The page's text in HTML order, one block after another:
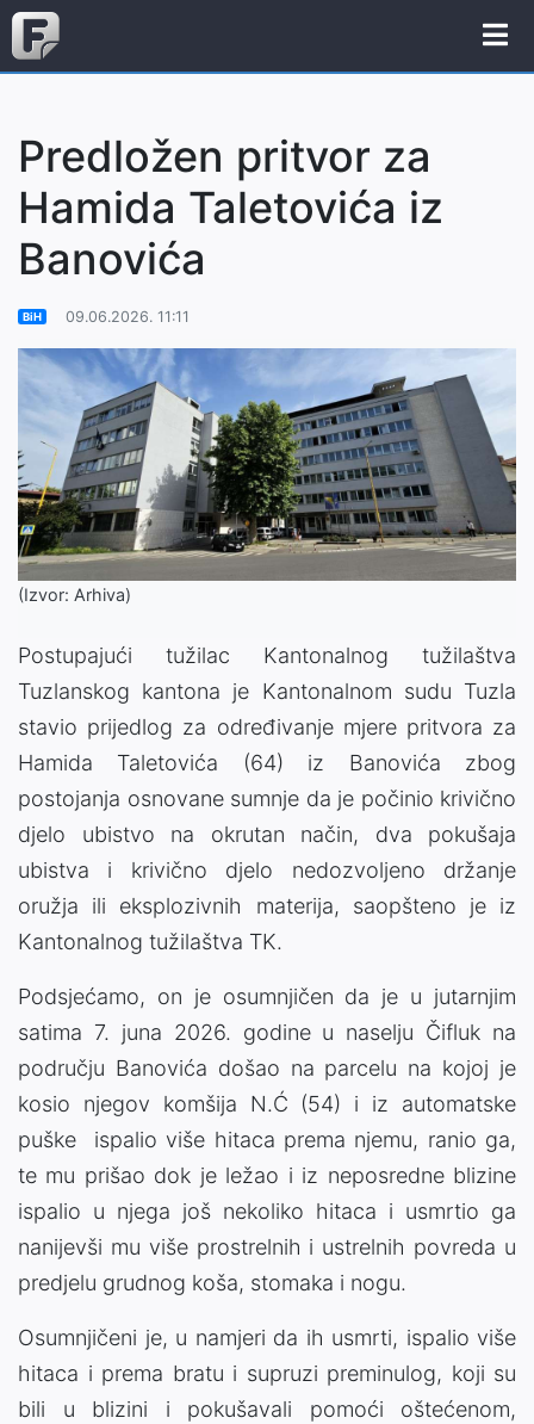
Predložen pritvor za
Hamida Taletovića iz
Banovića
BiH 09.06.2026. 11:11
(Izvor: Arhiva)
Postupajući tužilac Kantonalnog tužilaštva
Tuzlanskog kantona je Kantonalnom sudu Tuzla
stavio prijedlog za određivanje mjere pritvora za
Hamida Taletovića (64) iz Banovića zbog
postojanja osnovane sumnje da je počinio krivično
djelo ubistvo na okrutan način, dva pokušaja
ubistva i krivično djelo nedozvoljeno držanje
oružja ili eksplozivnih materija, saopšteno je iz
Kantonalnog tužilaštva TK.
Podsjećamo, on je osumnjičen da je u jutarnjim
satima 7. juna 2026. godine u naselju Čifluk na
području Banovića došao na parcelu na kojoj je
kosio njegov komšija N.Ć (54) i iz automatske
puške ispalio više hitaca prema njemu, ranio ga,
te mu prišao dok je ležao i iz neposredne blizine
ispalio u njega još nekoliko hitaca i usmrtio ga
nanijevši mu više prostrelnih i ustrelnih povreda u
predjelu grudnog koša, stomaka i nogu.
Osumnjičeni je, u namjeri da ih usmrti, ispalio više
hitaca i prema bratu i supruzi preminulog, koji su
bili u blizini i pokušavali pomoći oštećenom,